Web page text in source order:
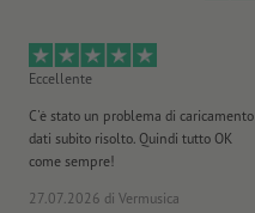
Eccellente
C'è stato un problema di caricamento
dati subito risolto. Quindi tutto OK
come sempre!
27.07.2026 di Vermusica